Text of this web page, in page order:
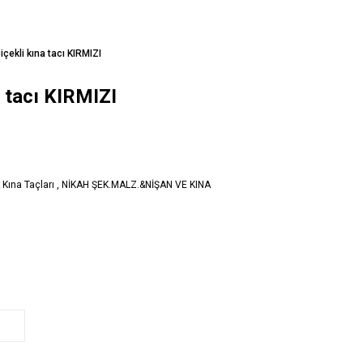
kına tacı KIRMIZI
KIRMIZI
Taçları , NİKAH ŞEK.MALZ.&NİŞAN VE KINA